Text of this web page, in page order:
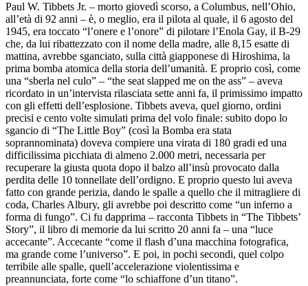
Paul W. Tibbets Jr. – morto giovedì scorso, a Columbus, nell’Ohio,
all’età di 92 anni – è, o meglio, era il pilota al quale, il 6 agosto del
1945, era toccato “l’onere e l’onore” di pilotare l’Enola Gay, il B-29
che, da lui ribattezzato con il nome della madre, alle 8,15 esatte di
mattina, avrebbe sganciato, sulla città giapponese di Hiroshima, la
prima bomba atomica della storia dell’umanità. E proprio così, come
una “sberla nel culo” – “the seat slapped me on the ass” – aveva
ricordato in un’intervista rilasciata sette anni fa, il primissimo impatto
con gli effetti dell’esplosione. Tibbets aveva, quel giorno, ordini
precisi e cento volte simulati prima del volo finale: subito dopo lo
sgancio di “The Little Boy” (così la Bomba era stata
soprannominata) doveva compiere una virata di 180 gradi ed una
difficilissima picchiata di almeno 2.000 metri, necessaria per
recuperare la giusta quota dopo il balzo all’insù provocato dalla
perdita delle 10 tonnellate dell’ordigno. E proprio questo lui aveva
fatto con grande perizia, dando le spalle a quello che il mitragliere di
coda, Charles Albury, gli avrebbe poi descritto come “un inferno a
forma di fungo”. Ci fu dapprima – racconta Tibbets in “The Tibbets’
Story”, il libro di memorie da lui scritto 20 anni fa – una “luce
accecante”. Accecante “come il flash d’una macchina fotografica,
ma grande come l’universo”. E poi, in pochi secondi, quel colpo
terribile alle spalle, quell’accelerazione violentissima e
preannunciata, forte come “lo schiaffone d’un titano”.